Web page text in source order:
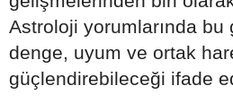
Astroloji yorumlarında
denge, uyum ve ortak
güçlendirebileceği ifade